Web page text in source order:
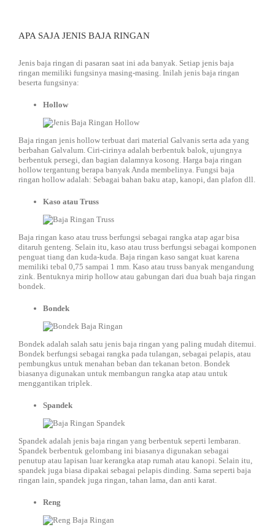
APA SAJA JENIS BAJA RINGAN
Jenis baja ringan di pasaran saat ini ada banyak. Setiap jenis baja
ringan memiliki fungsinya masing-masing. Inilah jenis baja ringan
beserta fungsinya:
Hollow
Baja ringan jenis hollow terbuat dari material Galvanis serta ada yang
berbahan Galvalum. Ciri-cirinya adalah berbentuk balok, ujungnya
berbentuk persegi, dan bagian dalamnya kosong. Harga baja ringan
hollow tergantung berapa banyak Anda membelinya. Fungsi baja
ringan hollow adalah: Sebagai bahan baku atap, kanopi, dan plafon dll.
Kaso atau Truss
Baja ringan kaso atau truss berfungsi sebagai rangka atap agar bisa
ditaruh genteng. Selain itu, kaso atau truss berfungsi sebagai komponen
penguat tiang dan kuda-kuda. Baja ringan kaso sangat kuat karena
memiliki tebal 0,75 sampai 1 mm. Kaso atau truss banyak mengandung
zink. Bentuknya mirip hollow atau gabungan dari dua buah baja ringan
bondek.
Bondek
Bondek adalah salah satu jenis baja ringan yang paling mudah ditemui.
Bondek berfungsi sebagai rangka pada tulangan, sebagai pelapis, atau
pembungkus untuk menahan beban dan tekanan beton. Bondek
biasanya digunakan untuk membangun rangka atap atau untuk
menggantikan triplek.
Spandek
Spandek adalah jenis baja ringan yang berbentuk seperti lembaran.
Spandek berbentuk gelombang ini biasanya digunakan sebagai
penutup atau lapisan luar kerangka atap rumah atau kanopi. Selain itu,
spandek juga biasa dipakai sebagai pelapis dinding. Sama seperti baja
ringan lain, spandek juga ringan, tahan lama, dan anti karat.
Reng